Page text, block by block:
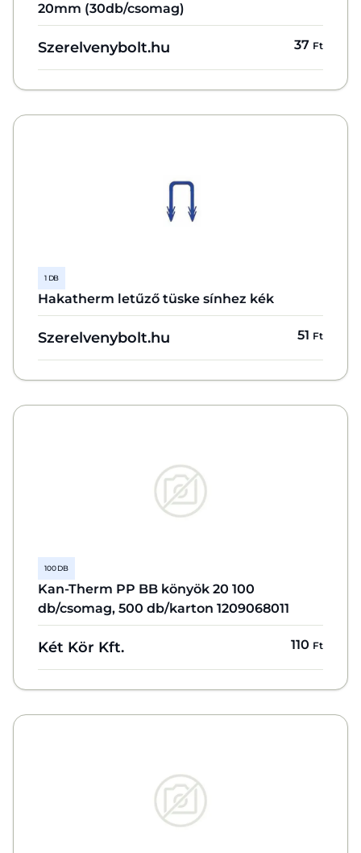
20mm (30db/csomag)
Szerelvenybolt.hu 37 Ft
1 DB
Hakatherm letűző tüske sínhez kék
Szerelvenybolt.hu 51 Ft
100 DB
Kan-Therm PP BB könyök 20 100
db/csomag, 500 db/karton 1209068011
Két Kör Kft. 110 Ft